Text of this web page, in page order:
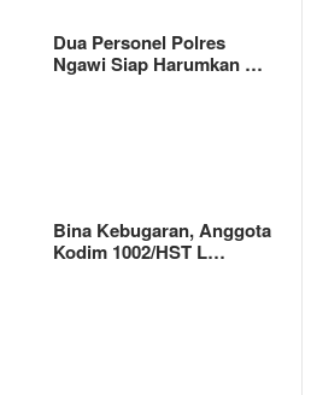
Dua Personel Polres
Ngawi Siap Harumkan …
Bina Kebugaran, Anggota
Kodim 1002/HST L…